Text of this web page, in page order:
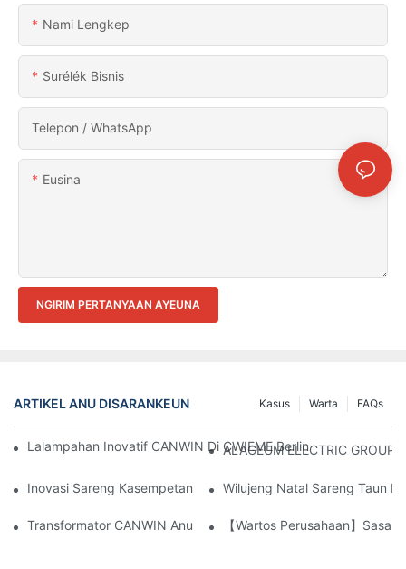
Nami Lengkep
Surélék Bisnis
Telepon / WhatsApp
Eusina
NGIRIM PERTANYAAN AYEUNA
ARTIKEL ANU DISARANKEUN FAQs
Warta
Kasus
Lalampahan Inovatif CANWIN Di CWIEME Berlin 2025:
ALAGEUM ELECTRIC
Inovasi Sareng Kasempetan Tina CANWIN Otomatis
Wilujeng Natal Sareng Taun
Transformator CANWIN Anu Dicelupkeun Kana Oli, Nyaangan
【Wartos Perusahaan】